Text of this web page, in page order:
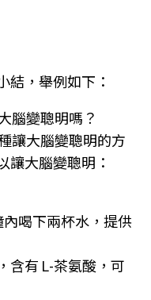
結，舉例如下：
腦變聰明嗎？
讓大腦變聰明的方
讓大腦變聰明：
喝下兩杯水，提供
含有 L-茶氨酸，可